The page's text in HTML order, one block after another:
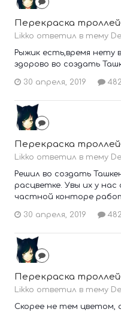
Перекраска
Likko ответил в тему
Рыжик есть,время нету
здорово во создать
30 апреля, 2019
Перекраска
Likko ответил в тему
Решил во создать
расцветке. Увы их у нас
частной конторе
30 апреля, 2019
Перекраска
Likko ответил в тему
Скорее не тем цветом,